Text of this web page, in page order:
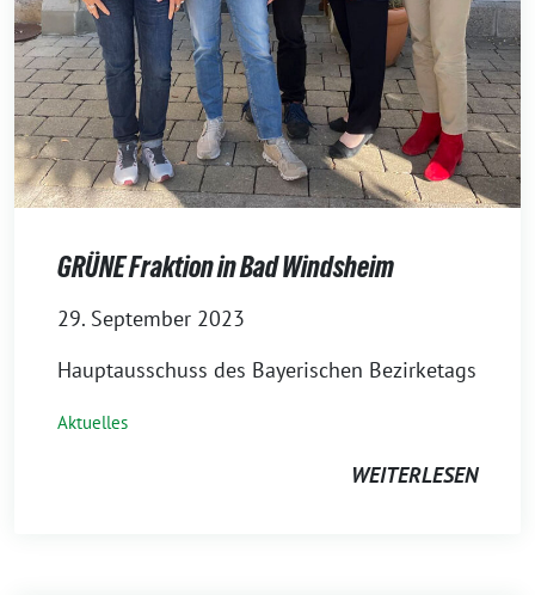
GRÜNE Fraktion in Bad Windsheim
29. September 2023
Hauptausschuss des Bayerischen Bezirketags
Aktuelles
WEITERLESEN